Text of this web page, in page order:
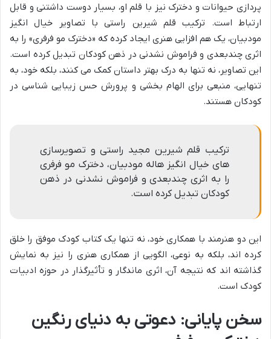
پردازی حیوانات و دخترک نیز با قلم او، بسیار دوست داشتنی و قابل
ارتباط است. ترکیب قلم شیرین راستی با تصاویر خیال انگیز
مودبیان، یک هم افزایی هنری ایجاد کرده که «دخترک مو فرفری» را به
اثری چندبعدی و فراموش نشدنی در ذهن کودکان تبدیل کرده است.
این تصاویر، نه تنها به درک بهتر داستان کمک می کنند، بلکه خود، به
تنهایی، منبعی برای الهام بخشی و پرورش حس زیبایی شناسی در
کودکان هستند.
ترکیب قلم شیرین مجید راستی و تصویرسازی
های خیال انگیز هاله مودبیان، دخترک مو فرفری
را به اثری چندبعدی و فراموش نشدنی در ذهن
کودکان تبدیل کرده است.
این دو هنرمند با همکاری خود، نه تنها یک کتاب کودک موفق را خلق
کرده اند، بلکه به نوعی، الگویی از همکاری هنری را نیز به نمایش
گذاشته اند که نتیجه آن، اثری ماندگار و تأثیرگذار در حوزه ادبیات
کودک است.
سخن پایانی: دعوتی به دنیای رنگین